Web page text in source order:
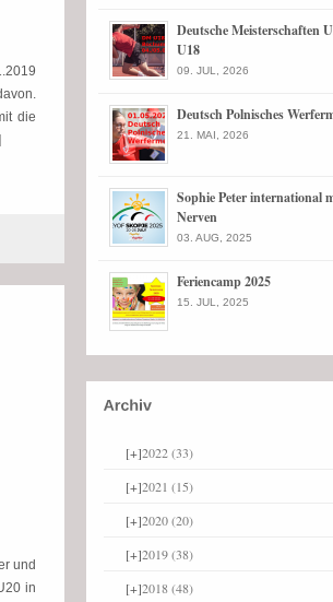
die
und
in
Deutsche Meisterschaften
U18
09. JUL, 2026
Deutsch Polnisches
21. MAI, 2026
Sophie Peter international
Nerven
03. AUG, 2025
Feriencamp 2025
15. JUL, 2025
[+]2022(33)
[+]2021 (15)
[+]2020(20)
[+]2019(38)
[+]2018(48)